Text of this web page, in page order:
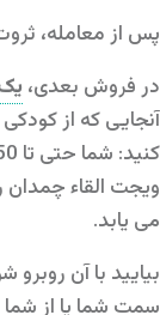
پس از معامله، ثروت شخصی شما 147 تا 122 دلار یا 25 دلار افزایش
در فروش بعدی،
می یابد.
بیایید با آن
سمت شما یا از